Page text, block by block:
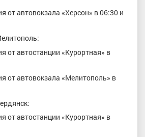
от автовокзала «Херсон» в 06:30 и
от автостанции «Курортная» в
от автовокзала «Мелитополь» в
от автостанции «Курортная» в